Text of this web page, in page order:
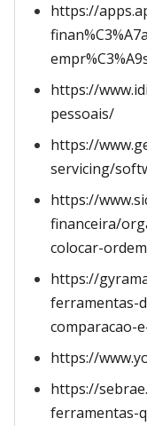
https://
https://
pessoais/
https://
servicing/
https://
financeira/
colocar-
https://
ferramentas-
comparacao-
https://
https://
ferramentas-